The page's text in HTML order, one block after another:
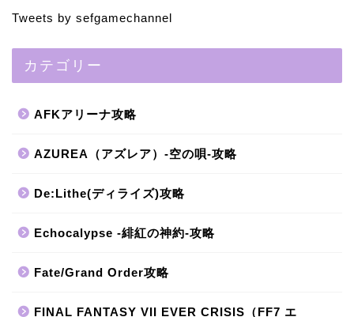
Tweets by sefgamechannel
カテゴリー
AFKアリーナ攻略
AZUREA（アズレア）-空の唄-攻略
De:Lithe(ディライズ)攻略
Echocalypse -緋紅の神約-攻略
Fate/Grand Order攻略
FINAL FANTASY VII EVER CRISIS（FF7 エ